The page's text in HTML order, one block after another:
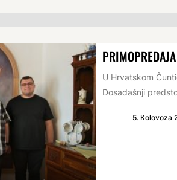
U Hrvatskom
Dosadašnji
5. Kolovoza